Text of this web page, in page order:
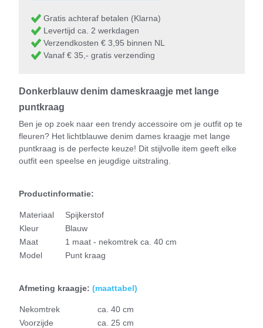
Gratis achteraf betalen (Klarna)
Levertijd ca. 2 werkdagen
Verzendkosten € 3,95 binnen NL
Vanaf € 35,- gratis verzending
Donkerblauw denim dameskraagje met lange
puntkraag
Ben je op zoek naar een trendy accessoire om je outfit op te
fleuren? Het lichtblauwe denim dames kraagje met lange
puntkraag is de perfecte keuze! Dit stijlvolle item geeft elke
outfit een speelse en jeugdige uitstraling.
Productinformatie:
Materiaal
Spijkerstof
Kleur
Blauw
Maat
1 maat - nekomtrek ca. 40 cm
Model
Punt kraag
Afmeting kraagje: (maattabel)
Nekomtrek
ca. 40 cm
Voorzijde
ca. 25 cm